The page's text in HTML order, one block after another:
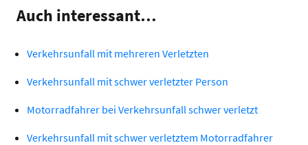
Auch interessant…
Verkehrsunfall mit mehreren Verletzten
Verkehrsunfall mit schwer verletzter Person
Motorradfahrer bei Verkehrsunfall schwer verletzt
Verkehrsunfall mit schwer verletztem Motorradfahrer